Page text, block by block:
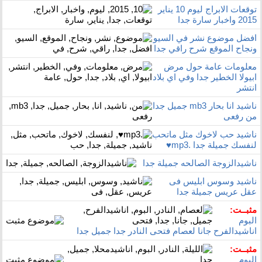
توقعات الابراج ليوم 10 يناير
2015 واخبار سارة جدا
افضل موضوع نشر في السيو
ونجاح الموقع شرح راقي جدا
معلومات عامة حول مرض
ابيولا الخطير جدا وفي اي بلاد
انتشر
ناشيد انا بحار mb3 جميل جدا
من رفعى
ناشيد حب لاخوك مثل ماتحب
لنفسك جميلة جدا .mp3♥
ناشيدالزوجة الصالحه جميلة جدا
ناشيد وسوس ابليس فى
عقل عريس جميلة جدا
مثبــت:
البوم
اناشيدالفرح جانا لعصام فتحى النادر جدا جميل جدا
مثبــت:
البوم